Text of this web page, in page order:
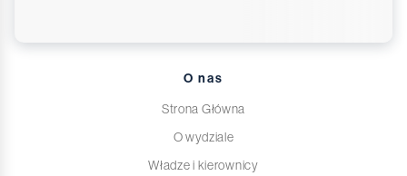
O nas
Strona Główna
O wydziale
Władze i kierownicy